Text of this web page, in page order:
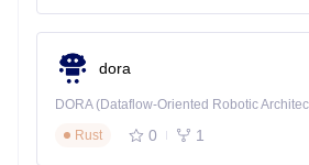
dora
Rust
0 1